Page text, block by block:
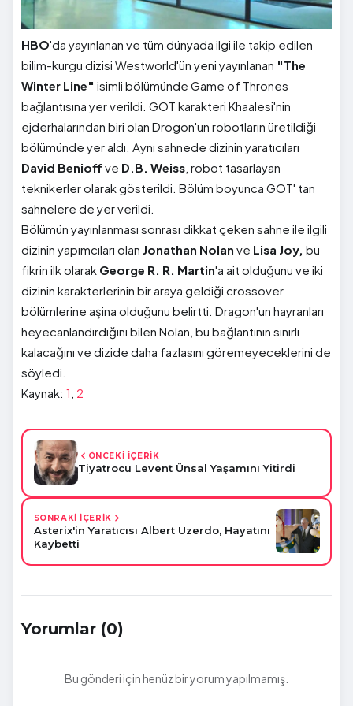
HBO'da yayınlanan ve tüm dünyada ilgi ile takip edilen
bilim-kurgu dizisi Westworld'ün yeni yayınlanan "The
Winter Line" isimli bölümünde Game of Thrones
bağlantısına yer verildi. GOT karakteri Khaalesi'nin
ejderhalarından biri olan Drogon'un robotların üretildiği
bölümünde yer aldı. Aynı sahnede dizinin yaratıcıları
David Benioff ve D.B. Weiss , robot tasarlayan
teknikerler olarak gösterildi. Bölüm boyunca GOT' tan
sahnelere de yer verildi.
Bölümün yayınlanması sonrası dikkat çeken sahne ile ilgili
dizinin yapımcıları olan Jonathan Nolan ve Lisa Joy, bu
fikrin ilk olarak George R. R. Martin'a ait olduğunu ve iki
dizinin karakterlerinin bir araya geldiği crossover
bölümlerine aşina olduğunu belirtti. Dragon'un hayranları
heyecanlandırdığını bilen Nolan, bu bağlantının sınırlı
kalacağını ve dizide daha fazlasını göremeyeceklerini de
söyledi.
Kaynak: 1 2
ÖNCEKİ İÇERİK
Tiyatrocu Levent Ünsal Yaşamını Yitirdi
SONRAKİ İÇERİK
Asterix'in Yaratıcısı Albert Uzerdo, Hayatını
Kaybetti
Yorumlar (0)
Bu gönderi için henüz bir yorum yapılmamış.